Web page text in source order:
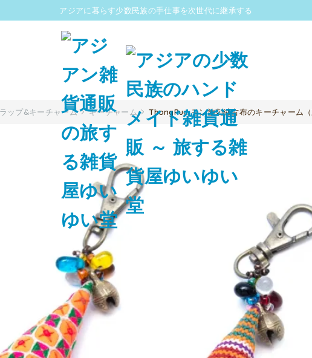
アジアに暮らす少数民族の手仕事を次世代に継承する
ップ&キーチャーム キーチャーム ThongPua モン族刺繍古布のキーチャーム